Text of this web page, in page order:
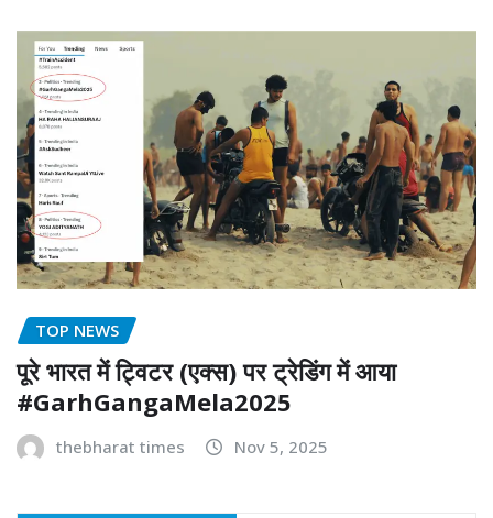
TOP NEWS
पूरे भारत में ट्विटर (एक्स) पर ट्रेडिंग में आया
#GarhGangaMela2025
thebharat times Nov 5, 2025